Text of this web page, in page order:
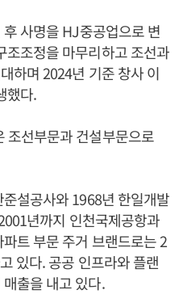
사명을 HJ중공업으로 변
조조정을 마무리하고 조선과
하며 2024년 기준 창사 이
했다.
조선부문과 건설부문으로
설공사와 1968년 한일개발
년까지 인천국제공항과
트 부문 주거 브랜드로는 2
있다. 공공 인프라와 플랜
출을 내고 있다.